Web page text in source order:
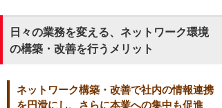
日々の業務を変える、ネットワーク環境
の構築・改善を行うメリット
ネットワーク構築・改善で社内の情報連携
を円滑にし、さらに本業への集中も促進